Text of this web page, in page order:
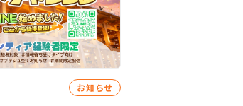
お知らせ